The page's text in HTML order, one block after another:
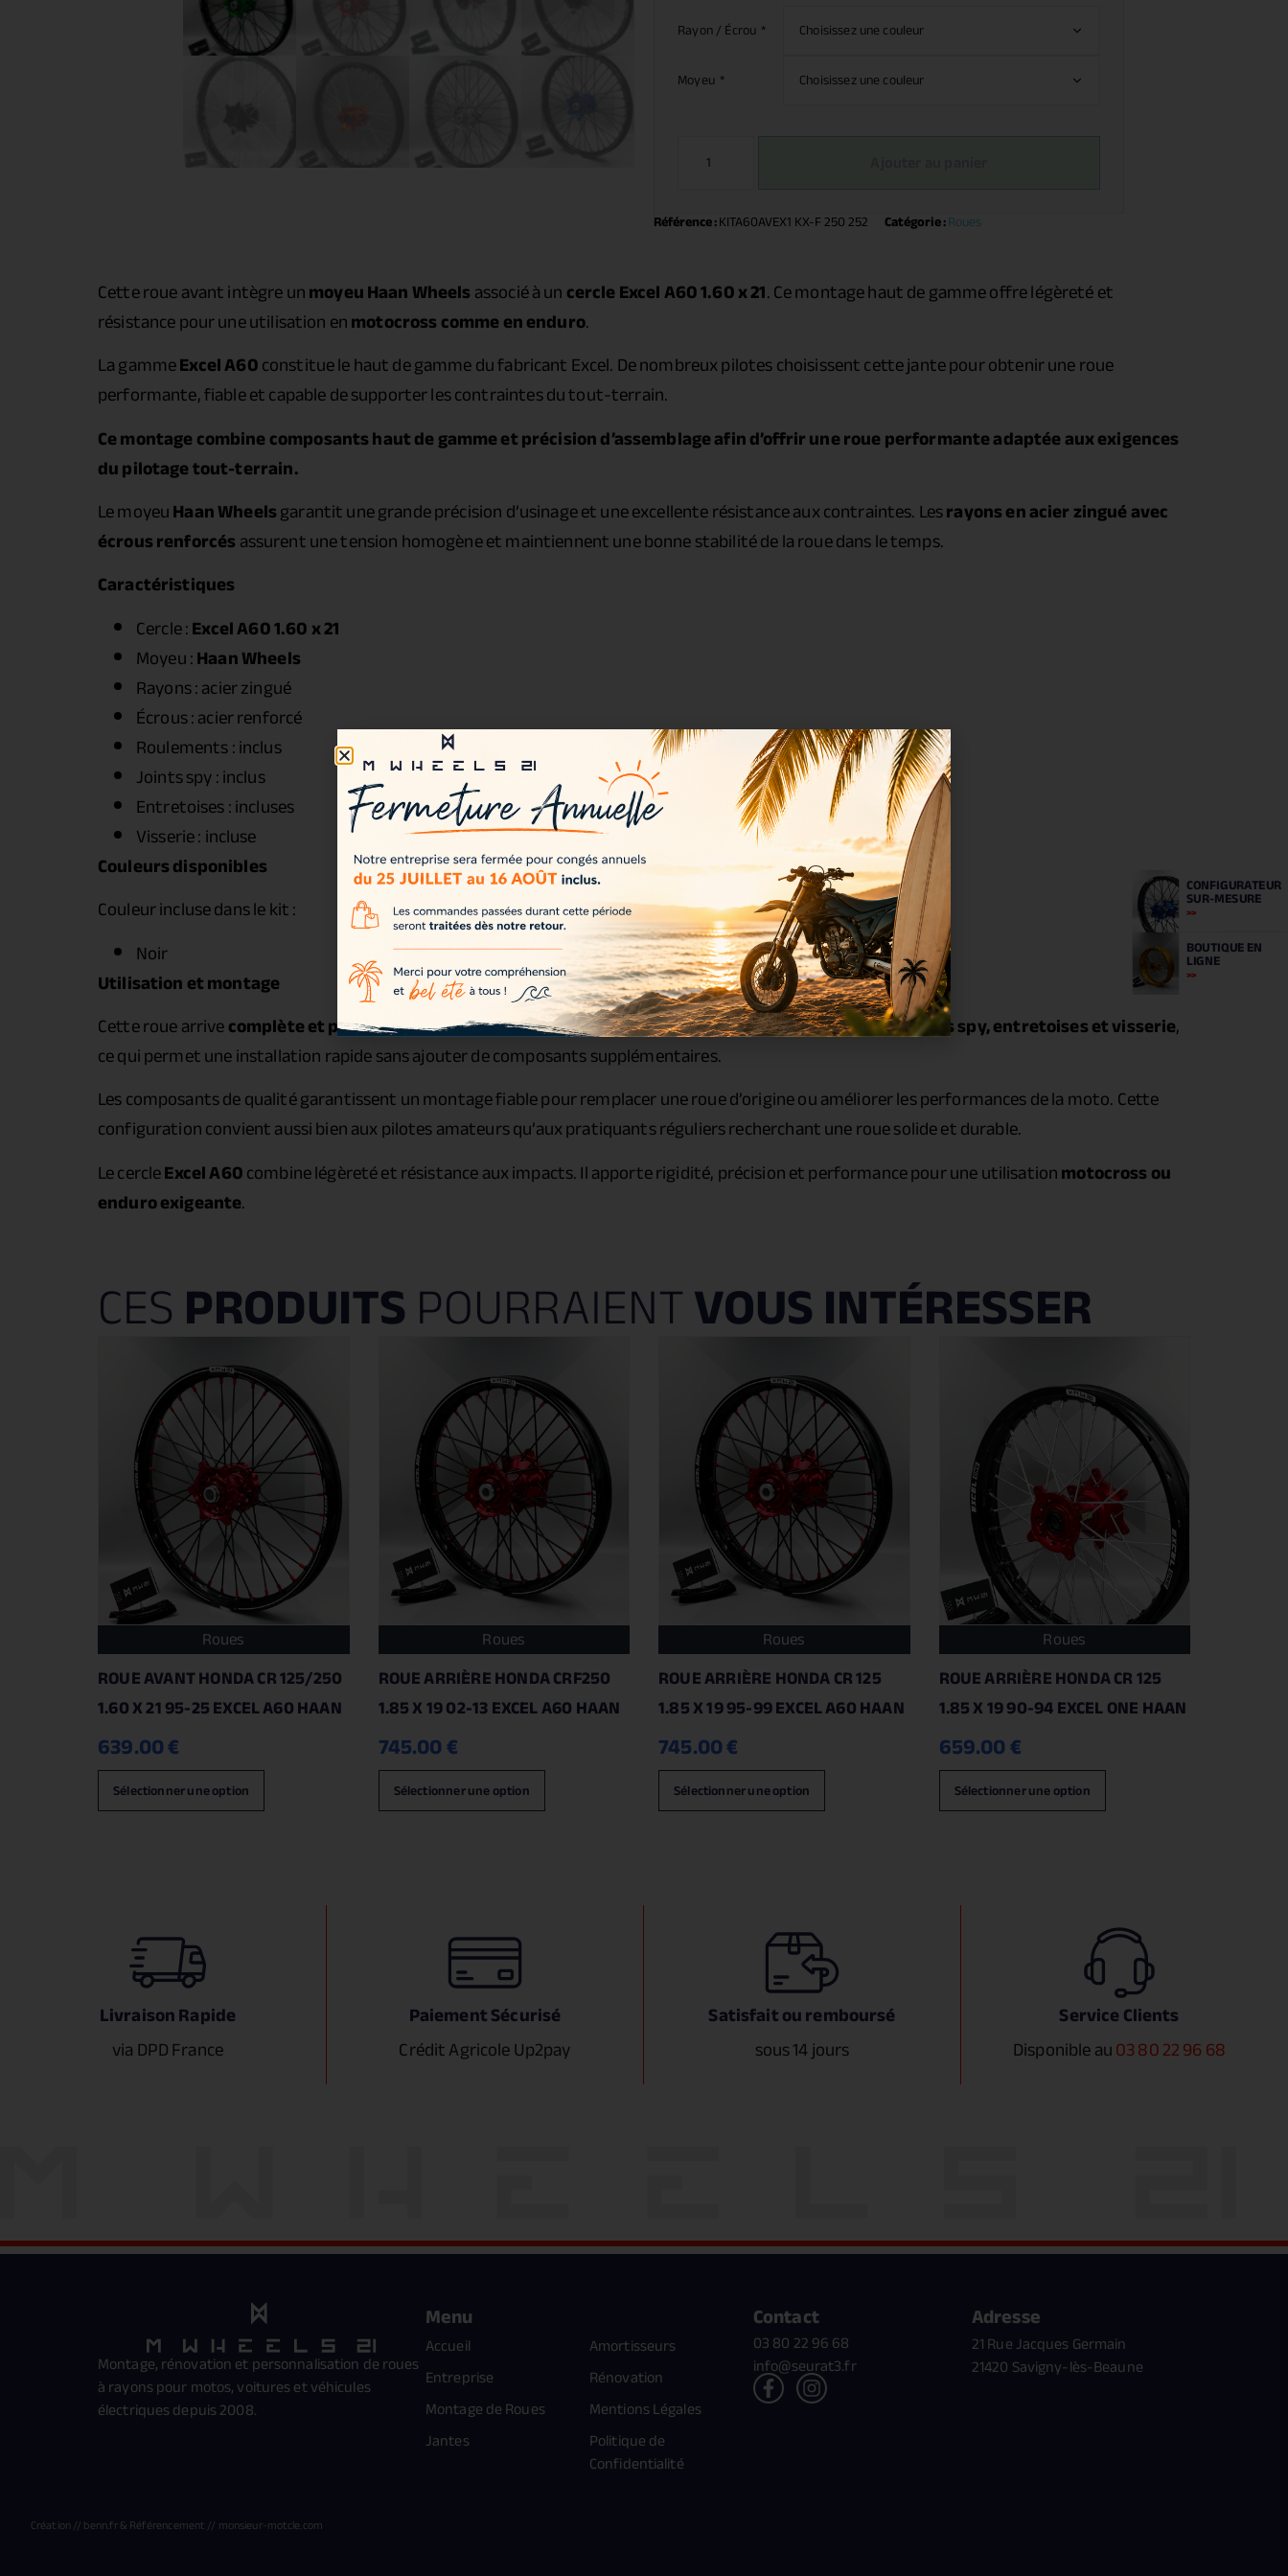
Rayon / Écrou *
Moyeu *
Référence :KITA60AVEX1 KX-F 250 252 Catégorie :Roues
Cette roue avant intègre unmoyeu Haan Wheelsassocié à uncercle Excel A60 1.60 x 21. Ce montage haut de gamme offre légèreté et
résistance pour une utilisation enmotocross comme en enduro.
La gammeExcel A60constitue le haut de gamme du fabricant Excel. De nombreux pilotes choisissent cette jante pour obtenir une roue
performante, fiable et capable de supporter les contraintes du tout-terrain.
Ce montage combine composants haut de gamme et précision d’assemblage afin d’offrir une roue performante adaptée aux exigences
du pilotage tout-terrain.
Le moyeuHaan Wheelsgarantit une grande précision d’usinage et une excellente résistance aux contraintes. Lesrayons en acier zingué avec
écrous renforcésassurent une tension homogène et maintiennent une bonne stabilité de la roue dans le temps.
Caractéristiques
Cercle :Excel A60 1.60 x 21
Moyeu :Haan Wheels
Rayons : acier zingué
Écrous : acier renforcé
Roulements : inclus
Joints spy : inclus
Entretoises : incluses
Visserie : incluse
Couleurs disponibles
Couleur incluse dans le kit :
Noir
Utilisation et montage
Cette roue arrivecomplète et prête à être montée sur la moto. Nous livrons cette roue avecroulements, joints spy, entretoises et visserie,
ce qui permet une installation rapide sans ajouter de composants supplémentaires.
Les composants de qualité garantissent un montage fiable pour remplacer une roue d’origine ou améliorer les performances de la moto. Cette
configuration convient aussi bien aux pilotes amateurs qu’aux pratiquants réguliers recherchant une roue solide et durable.
Le cercleExcel A60combine légèreté et résistance aux impacts. Il apporte rigidité, précision et performance pour une utilisationmotocross ou
enduro exigeante.
CESPRODUITSPOURRAIENTVOUS INTÉRESSER
Roues
ROUE AVANT HONDA CR 125/250
1.60 X 21 95-25 EXCEL A60 HAAN
639.00€
Sélectionner une option
Roues
ROUE ARRIÈRE HONDA CRF250
1.85 X 19 02-13 EXCEL A60 HAAN
745.00€
Sélectionner une option
Roues
ROUE ARRIÈRE HONDA CR 125
1.85 X 19 95-99 EXCEL A60 HAAN
745.00€
Sélectionner une option
Roues
ROUE ARRIÈRE HONDA CR 125
1.85 X 19 90-94 EXCEL ONE HAAN
659.00€
Sélectionner une option
Livraison Rapide
via DPD France
Paiement Sécurisé
Crédit Agricole Up2pay
Satisfait ou remboursé
sous 14 jours
Service Clients
Disponible au03 80 22 96 68
Montage, rénovation et personnalisation de roues
à rayons pour motos, voitures et véhicules
électriques depuis 2008.
Menu
Accueil
Entreprise
Montage de Roues
Jantes
Amortisseurs
Rénovation
Mentions Légales
Politique de
Confidentialité
Contact
03 80 22 96 68
info@seurat3.fr
Adresse
21 Rue Jacques Germain
21420 Savigny-lès-Beaune
Création //benn.fr& Référencement // monsieur-motcle.com
CONFIGURATEUR
SUR-MESURE
BOUTIQUEEN
LIGNE